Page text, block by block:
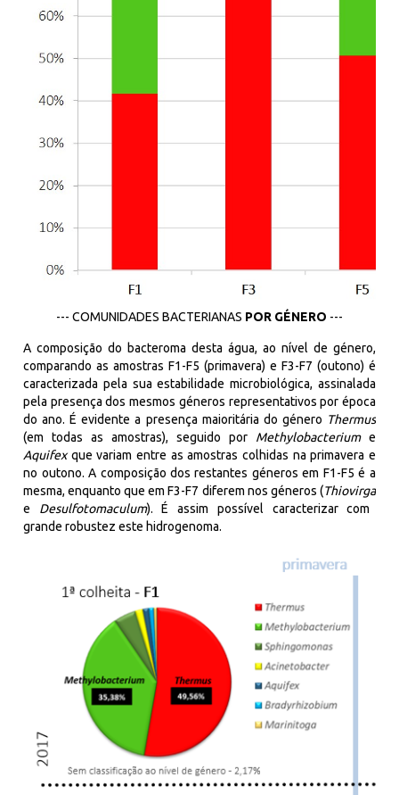
--- COMUNIDADES BACTERIANAS POR GÉNERO ---
A composição dobacteroma desta água, ao nível de género,
comparando as amostras F1-F5 (primavera) e F3-F7 (outono) é
caracterizada pela sua estabilidade microbiológica, assinalada
pela presença dos mesmos géneros representativos por época
do ano. É evidente a presença maioritária do género Thermus
(em todas as amostras), seguido por Methylobacteriume
Aquifexque variam entre as amostras colhidas na primavera e
no outono. A composição dos restantes géneros em F1-F5 é a
mesma, enquanto que em F3-F7 diferem nos géneros (Thiovirga
e Desulfotomaculum). É assim possível caracterizar com
grande robustez estehidrogenoma.